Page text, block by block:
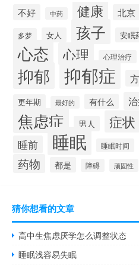
不好 中药 健康 北京
多梦 女人 孩子 安眠
心态 心理 心理治疗
抑郁 抑郁症
更年期
最好的 有什么
焦虑症 男人 症状
睡前 睡眠 睡眠时间
药物 都是 障碍 顽固性
猜你想看的文章
高中生焦虑厌学怎么调整状态
睡眠浅容易失眠